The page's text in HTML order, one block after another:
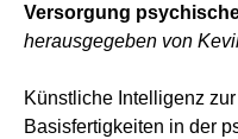
Versorgung
herausgegeben von
Künstliche Intelligenz
Basisfertigkeiten in der